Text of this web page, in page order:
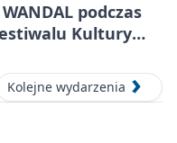
podczas
Kultury
Kolejne wydarzenia